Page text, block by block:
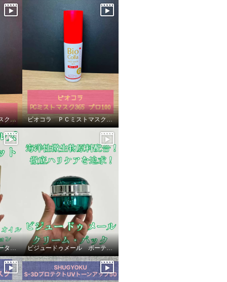
ビオコラ ＰＣミストマスク３６５プロ１００＆ミルキーセラムクレンジング ビオコラ ＰＣミストマスク３６５プロ１００＆ミルキーセラムクレンジング
サンナチュラルズ スターターセット ビジュードゥメール ボーテアンバリエンテ ザクリームＧ （クリーム・パック）